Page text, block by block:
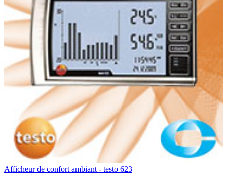
Afficheur de confort ambiant - testo 623